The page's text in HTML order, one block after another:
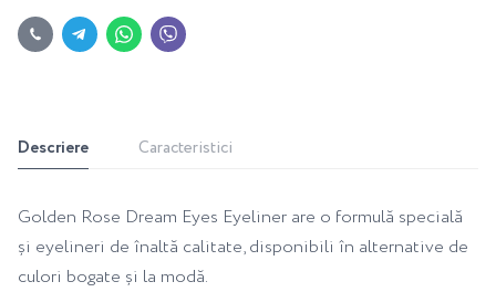
Descriere Caracteristici
Golden Rose Dream Eyes Eyeliner are o formulă specială
și eyelineri de înaltă calitate, disponibili în alternative de
culori bogate și la modă.